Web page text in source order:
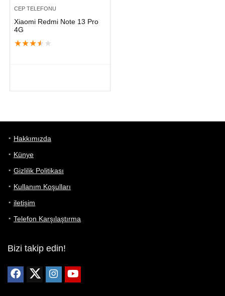
CEP TELEFONU
Xiaomi Redmi Note 13 Pro
4G
★★★★ ★
Hakkımızda
Künye
Gizlilik Politikası
Kullanım Koşulları
iletişim
Telefon Karşılaştırma
Bizi takip edin!